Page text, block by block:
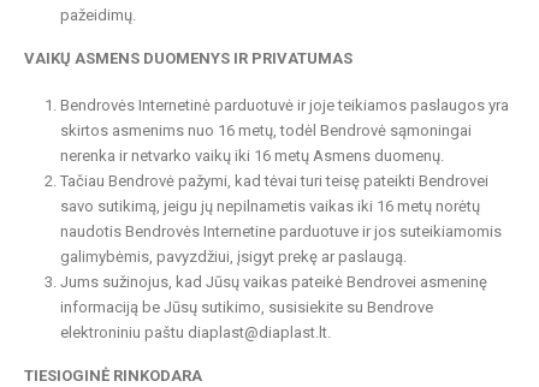
pažeidimų.
VAIKŲ ASMENS DUOMENYS IR PRIVATUMAS
Bendrovės Internetinė parduotuvė ir joje teikiamos paslaugos yra
skirtos asmenims nuo 16 metų, todėl Bendrovė sąmoningai
nerenka ir netvarko vaikų iki 16 metų Asmens duomenų.
Tačiau Bendrovė pažymi, kad tėvai turi teisę pateikti Bendrovei
savo sutikimą, jeigu jų nepilnametis vaikas iki 16 metų norėtų
naudotis Bendrovės Internetine parduotuve ir jos suteikiamomis
galimybėmis, pavyzdžiui, įsigyt prekę ar paslaugą.
Jums sužinojus, kad Jūsų vaikas pateikė Bendrovei asmeninę
informaciją be Jūsų sutikimo, susisiekite su Bendrove
elektroniniu paštu diaplast@diaplast.lt.
TIESIOGINĖ RINKODARA